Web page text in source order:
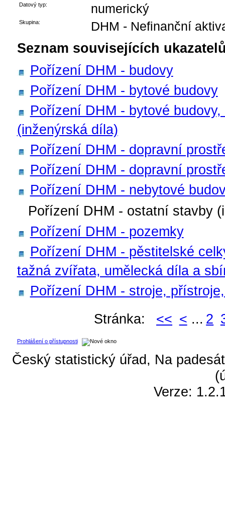
Datový typ: numerický
Skupina: DHM - Nefinanční
Seznam souvisejících
Pořízení DHM - budovy
Pořízení DHM - bytové budovy
Pořízení DHM - bytové
(inženýrská díla)
Pořízení DHM - dopravní
Pořízení DHM - dopravní
Pořízení DHM - nebytové
Pořízení DHM - ostatní stavby
Pořízení DHM - pozemky
Pořízení DHM - pěstitelské
tažná zvířata, umělecká díla a
Pořízení DHM - stroje,
Stránka:
<< < ... 2
Prohlášení o přístupnosti
Český statistický úřad, Na
Verze: